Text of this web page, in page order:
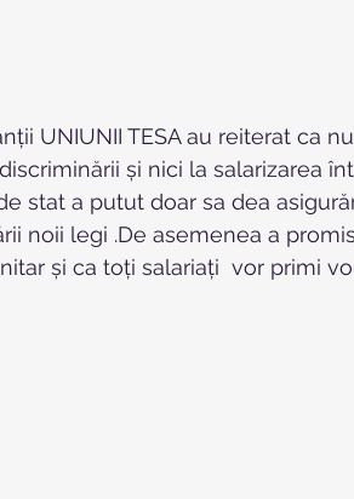
UNIUNII TESA au reiterat ca
și nici la salarizarea
stat a putut doar sa dea
noii legi .De asemenea a
și ca toți salariați  vor primi